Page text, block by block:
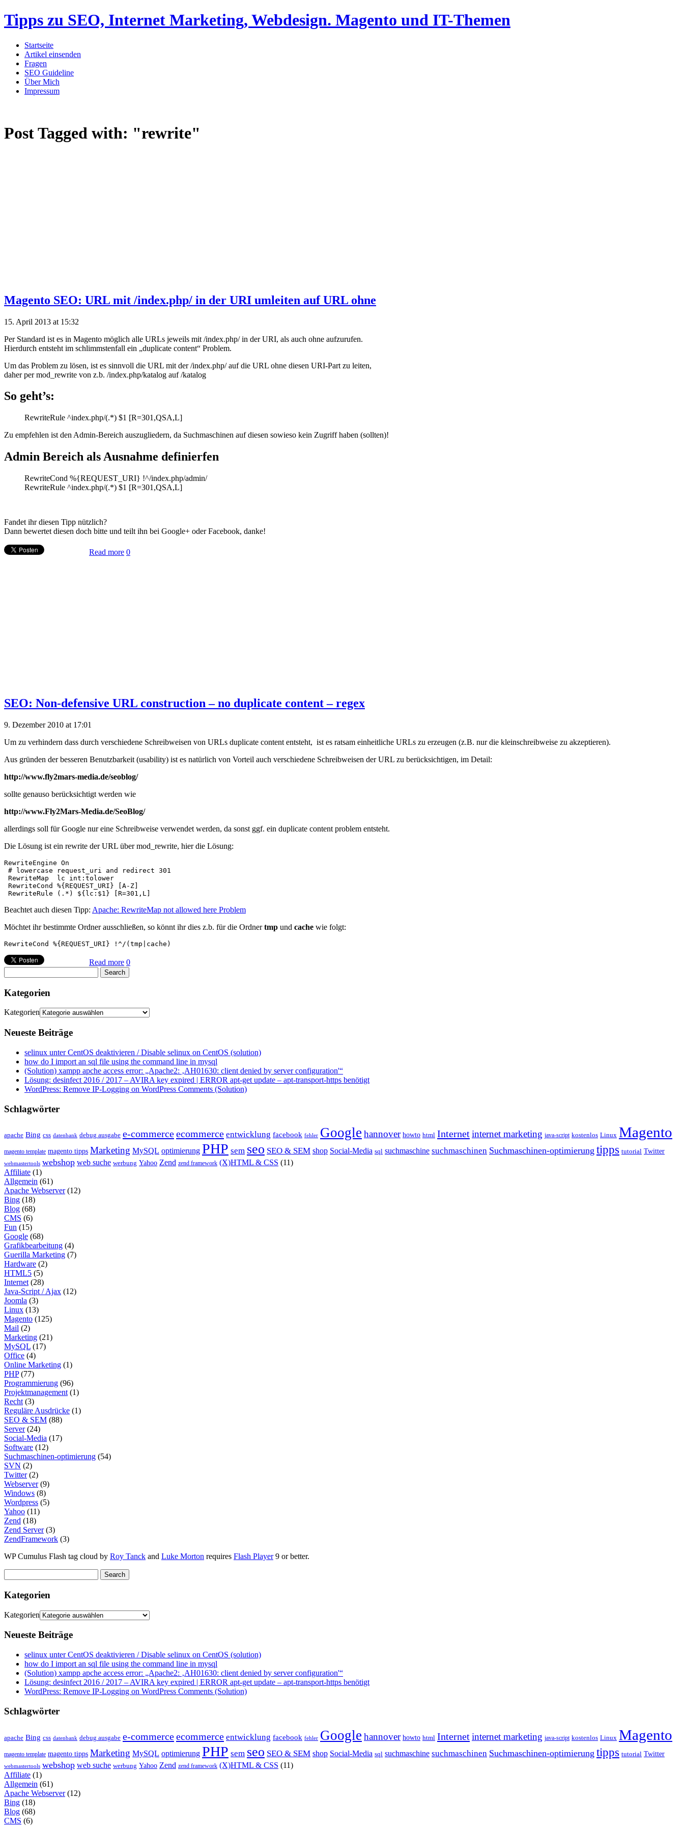
Tipps zu SEO, Internet Marketing, Webdesign. Magento und IT-Themen
Startseite
Artikel einsenden
Fragen
SEO Guideline
Über Mich
Impressum
Post Tagged with: "rewrite"
Magento SEO: URL mit /index.php/ in der URI umleiten auf URL ohne
15. April 2013 at 15:32
Per Standard ist es in Magento möglich alle URLs jeweils mit /index.php/ in der URI, als auch ohne aufzurufen.
Hierdurch entsteht im schlimmstenfall ein „duplicate content“ Problem.
Um das Problem zu lösen, ist es sinnvoll die URL mit der /index.php/ auf die URL ohne diesen URI-Part zu leiten,
daher per mod_rewrite von z.b. /index.php/katalog auf /katalog
So geht’s:
RewriteRule ^index.php/(.*) $1 [R=301,QSA,L]
Zu empfehlen ist den Admin-Bereich auszugliedern, da Suchmaschinen auf diesen sowieso kein Zugriff haben (sollten)!
Admin Bereich als Ausnahme definierfen
RewriteCond %{REQUEST_URI} !^/index.php/admin/
RewriteRule ^index.php/(.*) $1 [R=301,QSA,L]
Fandet ihr diesen Tipp nützlich?
Dann bewertet diesen doch bitte und teilt ihn bei Google+ oder Facebook, danke!
Read more 0
SEO: Non-defensive URL construction – no duplicate content – regex
9. Dezember 2010 at 17:01
Um zu verhindern dass durch verschiedene Schreibweisen von URLs duplicate content entsteht, ist es ratsam einheitliche URLs zu erzeugen (z.B. nur die kleinschreibweise zu akzeptieren).
Aus gründen der besseren Benutzbarkeit (usability) ist es natürlich von Vorteil auch verschiedene Schreibweisen der URL zu berücksichtigen, im Detail:
http://www.fly2mars-media.de/seoblog/
sollte genauso berücksichtigt werden wie
http://www.Fly2Mars-Media.de/SeoBlog/
allerdings soll für Google nur eine Schreibweise verwendet werden, da sonst ggf. ein duplicate content problem entsteht.
Die Lösung ist ein rewrite der URL über mod_rewrite, hier die Lösung:
RewriteEngine On
# lowercase request_uri and redirect 301
RewriteMap  lc int:tolower
RewriteCond %{REQUEST_URI} [A-Z]
Beachtet auch diesen Tipp: Apache: RewriteMap not allowed here Problem
Möchtet ihr bestimmte Ordner ausschließen, so könnt ihr dies z.b. für die Ordnertmp und cache wie folgt:
Read more 0
Kategorien
Kategorien
Neueste Beiträge
selinux unter CentOS deaktivieren / Disable selinux on CentOS (solution)
how do I import an sql file using the command line in mysql
(Solution) xampp apche access error: „Apache2: ‚AH01630: client denied by server configuration'“
Lösung: desinfect 2016 / 2017 – AVIRA key expired | ERROR apt-get update – apt-transport-https benötigt
WordPress: Remove IP-Logging on WordPress Comments (Solution)
Schlagwörter
apache Bing css datenbank debug ausgabe e-commerceecommerce entwicklung facebook fehler Google hannover howto html Internetinternet marketing java-script kostenlos Linux Magento
magento template magento tipps Marketing MySQL optimierung PHP sem seo SEO & SEM shop Social-Media sql suchmaschine suchmaschinen Suchmaschinen-optimierung tipps tutorial Twitter
webmastertools webshop web suche werbung Yahoo Zend zend framework (X)HTML & CSS (11)
Affiliate (1)
Allgemein (61)
Apache Webserver(12)
Bing (18)
Blog (68)
CMS (6)
Fun (15)
Google (68)
Grafikbearbeitung (4)
Guerilla Marketing (7)
Hardware (2)
HTML5 (5)
Internet (28)
Java-Script / Ajax (12)
Joomla (3)
Linux (13)
Magento (125)
Mail (2)
Marketing (21)
MySQL (17)
Office (4)
Online Marketing (1)
PHP(77)
Programmierung (96)
Projektmanagement (1)
Recht (3)
Reguläre Ausdrücke (1)
SEO & SEM (88)
Server(24)
Social-Media (17)
Software (12)
Suchmaschinen-optimierung (54)
SVN (2)
Twitter(2)
Webserver(9)
Windows (8)
Wordpress (5)
Yahoo (11)
Zend (18)
Zend Server(3)
ZendFramework (3)
WP Cumulus Flash tag cloud by Roy Tanck and Luke Morton requires Flash Player9 or better.
Kategorien
Kategorien
Neueste Beiträge
selinux unter CentOS deaktivieren / Disable selinux on CentOS (solution)
how do I import an sql file using the command line in mysql
(Solution) xampp apche access error: „Apache2: ‚AH01630: client denied by server configuration'“
Lösung: desinfect 2016 / 2017 – AVIRA key expired | ERROR apt-get update – apt-transport-https benötigt
WordPress: Remove IP-Logging on WordPress Comments (Solution)
Schlagwörter
apache Bing css datenbank debug ausgabe e-commerceecommerce entwicklung facebook fehler Google hannover howto html Internetinternet marketing java-script kostenlos Linux Magento
magento template magento tipps Marketing MySQL optimierung PHP sem seo SEO & SEM shop Social-Media sql suchmaschine suchmaschinen Suchmaschinen-optimierung tipps tutorial Twitter
webmastertools webshop web suche werbung Yahoo Zend zend framework (X)HTML & CSS (11)
Affiliate (1)
Allgemein (61)
Apache Webserver(12)
Bing (18)
Blog (68)
CMS (6)